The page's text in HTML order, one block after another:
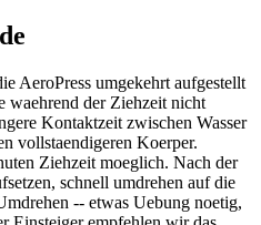
AeroPress umgekehrt aufgestellt
waehrend der Ziehzeit nicht
Kontaktzeit zwischen Wasser
vollstaendigeren Koerper.
Ziehzeit moeglich. Nach der
schnell umdrehen auf die
-- etwas Uebung noetig,